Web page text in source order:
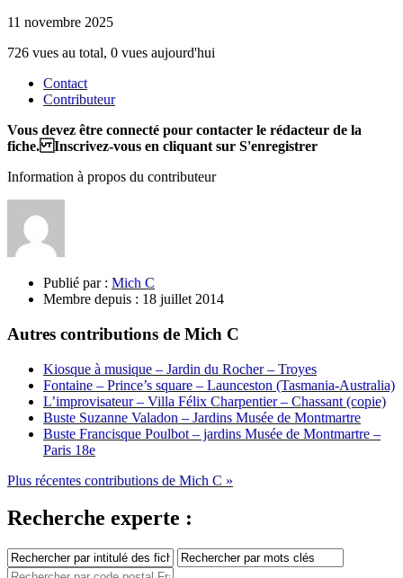
11 novembre 2025
726 vues au total, 0 vues aujourd'hui
Contact
Contributeur
Vous devez être connecté pour contacter le rédacteur de la
fiche. Inscrivez-vous en cliquant sur S'enregistrer
Information à propos du contributeur
Publié par : Mich C
Membre depuis : 18 juillet 2014
Autres contributions de Mich C
Kiosque à musique – Jardin du Rocher – Troyes
Fontaine – Prince’s square – Launceston (Tasmania-Australia)
L’improvisateur – Villa Félix Charpentier – Chassant (copie)
Buste Suzanne Valadon – Jardins Musée de Montmartre
Buste Francisque Poulbot – jardins Musée de Montmartre –
Paris 18e
Plus récentes contributions de Mich C »
Recherche experte :